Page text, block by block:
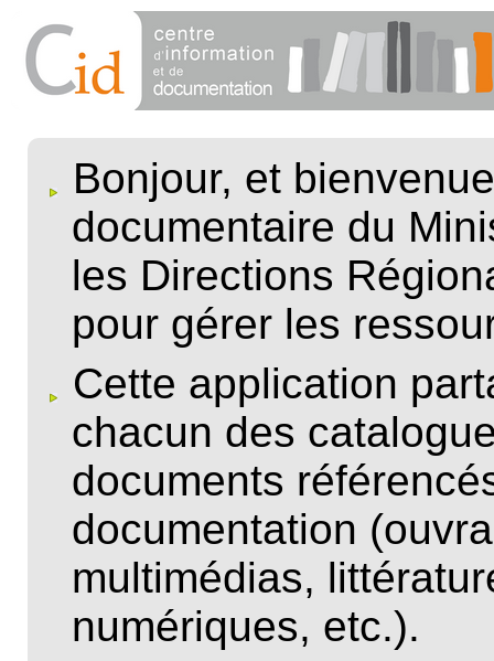
Bonjour, et
documentaire du
les Directions
pour gérer les
Cette application
chacun des
documents
documentation
multimédias,
numériques, etc.).